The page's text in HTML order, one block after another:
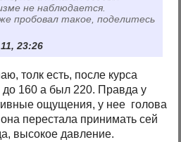
не наблюдается.
пробовал такое, поделитесь
23:26
толк есть, после курса
до 160 а был 220. Правда у
ощущения, у нее голова
перестала принимать сей
высокое давление.